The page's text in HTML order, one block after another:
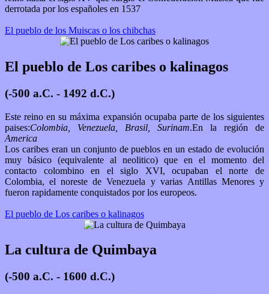
derrotada por los españoles en 1537
El pueblo de los Muiscas o los chibchas
El pueblo de Los caribes o kalinagos
(-500 a.C. - 1492 d.C.)
Este reino en su máxima expansión ocupaba parte de los siguientes
paises:
Colombia, Venezuela, Brasil, Surinam.En la región de
America
Los caribes eran un conjunto de pueblos en un estado de evolución
muy básico (equivalente al neolitico) que en el momento del
contacto colombino en el siglo XVI, ocupaban el norte de
Colombia, el noreste de Venezuela y varias Antillas Menores y
fueron rapidamente conquistados por los europeos.
El pueblo de Los caribes o kalinagos
La cultura de Quimbaya
(-500 a.C. - 1600 d.C.)